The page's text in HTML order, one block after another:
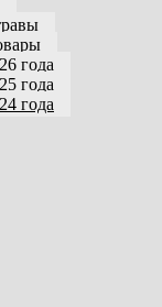
года
года
года